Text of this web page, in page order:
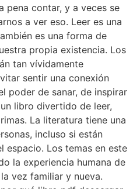
pena contar, y a veces se
a ver eso. Leer es una
es una forma de
propia existencia. Los
tan vívidamente
sentir una conexión
poder de sanar, de inspirar
libro divertido de leer,
La literatura tiene una
incluso si están
espacio. Los temas en este
la experiencia humana de
vez familiar y nueva.